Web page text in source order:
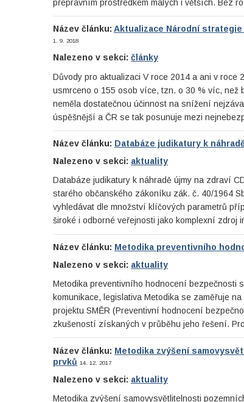
přepravním prostředkem malých i větších. Bez
Název článku: Aktualizace Národní
1. 9. 2018
Nalezeno v sekci: články
Důvody pro aktualizaci V roce 2014 a ani v
usmrceno o 155 osob více, tzn. o 30 % víc, než
neměla dostatečnou účinnost na snížení
úspěšnější a ČR se tak posunuje mezi
Název článku: Databáze judikatury k
Nalezeno v sekci: aktuality
Databáze judikatury k náhradě újmy na zdraví
starého občanského zákoníku zák. č. 40/1964
vyhledávat dle množství klíčových parametrů
široké i odborné veřejnosti jako komplexní zdroj
Název článku: Metodika preventivního
Nalezeno v sekci: aktuality
Metodika preventivního hodnocení bezpečnosti
komunikace, legislativa Metodika se zaměřuje
projektu SMĚR (Preventivní hodnocení
zkušeností získaných v průběhu jeho řešení.
Název článku: Metodika zvýšení
prvků 14. 12. 2017
Nalezeno v sekci: aktuality
Metodika zvýšení samovysvětlitelnosti